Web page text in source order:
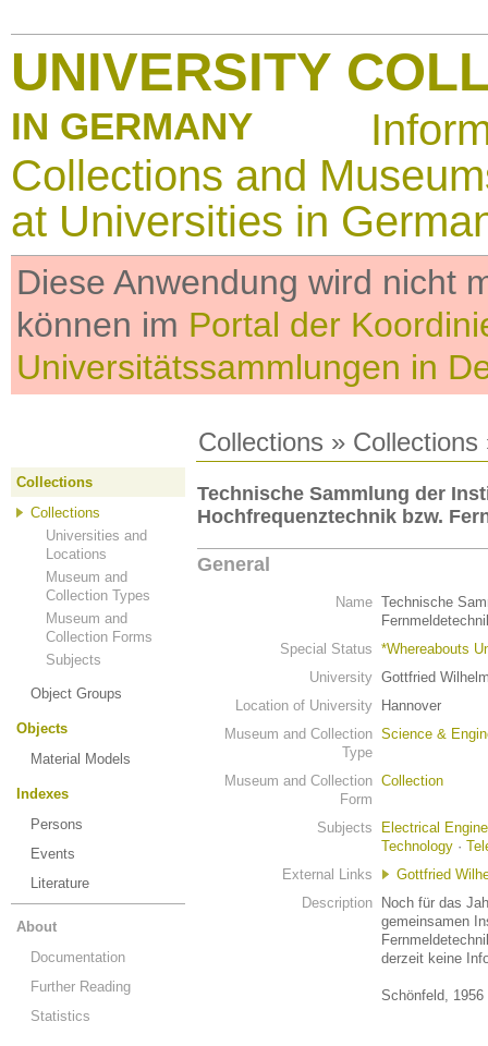
UNIVERSITY
IN GERMANY
Collections and
at Universities in
Diese Anwendung wird nicht
können im Portal der
Universitätssammlungen in
Collections » Collections
Collections
Collections
Universities and
Locations
Museum and
Collection Types
Museum and
Collection Forms
Subjects
Object Groups
Objects
Material Models
Indexes
Persons
Events
Literature
About
Documentation
Further Reading
Statistics
Technische Sammlung der
Hochfrequenztechnik bzw.
General
Name Technische
Special Status *Whereabouts
University Gottfried
Location of University
Hannover
Museum and Collection
Type
Science &
Museum and Collection
Form
Collection
Subjects
Electrical
Technology ·
External Links
Gottfried
Description
Noch für das
gemeinsamen
derzeit keine
Schönfeld, 1956